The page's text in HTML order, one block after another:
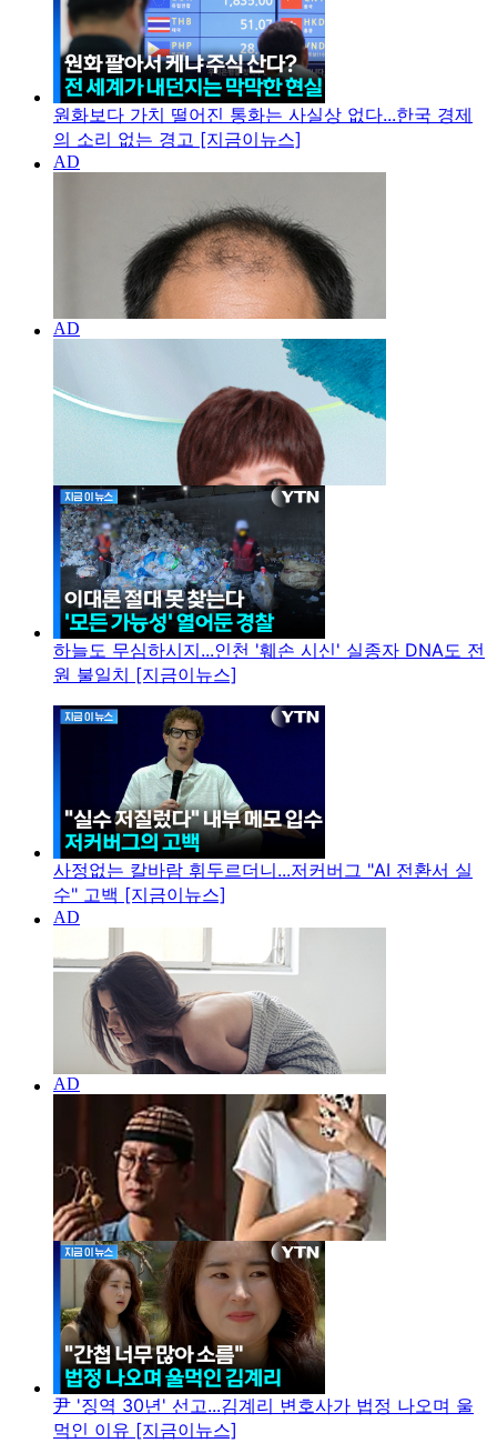
원화보다 가치 떨어진 통화는 사실상 없다...한국 경제
의 소리 없는 경고 [지금이뉴스]
하늘도 무심하시지...인천 '훼손 시신' 실종자 DNA도 전
원 불일치 [지금이뉴스]
사정없는 칼바람 휘두르더니...저커버그 "AI 전환서 실
수" 고백 [지금이뉴스]
尹 '징역 30년' 선고...김계리 변호사가 법정 나오며 울
먹인 이유 [지금이뉴스]